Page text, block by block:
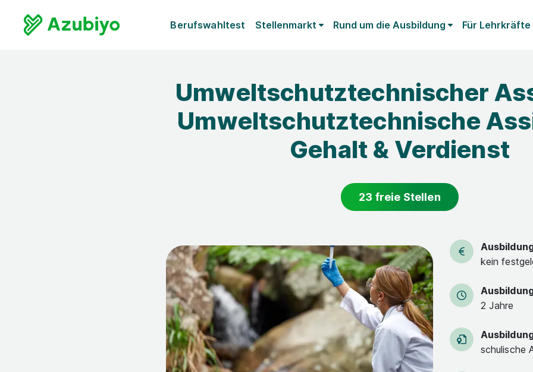
Berufswahltest Stellenmarkt Rund um die Ausbildung Für Lehrkräfte
Umweltschutztechnischer
Umweltschutztechnische
Gehalt & Verdienst
23 freie Stellen
kein
2 Jahre
schulische